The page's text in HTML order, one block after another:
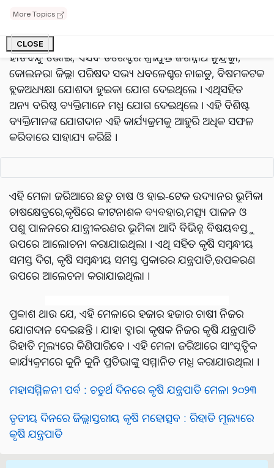
More Topics
CLOSE
ଦୟାନିଧି ବାଗ, ପି.ଡି. ଓ୍ବାଟରସିଡ ରାୟଗଡ ଏବଂ ସମ୍ମାନୀତ ଅତିଥି
ରାୟଗଡ ଶ୍ରୀଯୁକ୍ତ ମନୋଜ କୁମାର ପ୍ରଧାନ, ସିଡିଭିଓ ରାୟଗଡ ଡ.
ହାଡିବନ୍ଧୁ ଭୋଇ, ଏସିବି ଡିରେକ୍ଟର ଶ୍ରୀଯୁକ୍ତ ଜଗନ୍ନାଥ ନୁନ୍ଦ୍ରୁକା,
କୋଲନରା ଜିଲ୍ଲା ପରିଷଦ ସଭ୍ୟ ଧବଳେଶ୍ବର ନାଇଡୁ, ବିଷମକଟକ
ବ୍ଲକଅଧ୍ୟକ୍ଷା ଯୋଶଦା ହୁଇକା ଯୋଗ ଦେଇଥିଲେ । ଏଥିସହିତ
ଅନ୍ୟ ବରିଷ୍ଠ ବ୍ୟକ୍ତିମାନେ ମଧ୍ଯ ଯୋଗ ଦେଇଥିଲେ । ଏହି ବିଶିଷ୍ଟ
ବ୍ୟକ୍ତିମାନଙ୍କ ଯୋଗଦାନ ଏହି କାର୍ଯ୍ୟକ୍ରମକୁ ଆହୁରି ଅଧିକ ସଫଳ
କରିବାରେ ସାହାଯ୍ୟ କରିଛି ।
ଏହି ମେଳା ଜରିଆରେ ଛତୁ ଚାଷ ଓ ହାଇ-ଟେକ ଉଦ୍ୟାନର ଭୂମିକା
ଚାଷକ୍ଷେତ୍ରରେ,କୃଷିରେ କୀଟନାଶକ ବ୍ୟବହାର,ମତ୍ସ୍ୟ ପାଳନ ଓ
ପଶୁ ପାଳନରେ ଯାନ୍ତ୍ରୀକରଣର ଭୂମିକା ଆଦି ବିଭିନ୍ନ ବିଷୟବସ୍ତୁ
ଉପରେ ଆଲୋଚନା କରାଯାଇଥିଲା । ଏଥି ସହିତ କୃଷି ସମ୍ବନ୍ଧୀୟ
ସମସ୍ତ ଦିଗ, କୃଷି ସମ୍ବନ୍ଧୀୟ ସମସ୍ତ ପ୍ରକାରର ଯନ୍ତ୍ରପାତି,ଉପକରଣ
ଉପରେ ଆଲେଚନା କରାଯାଇଥିଲା ।
ପ୍ରକାଶ ଥାଉ ଯେ, ଏହି ମେଳାରେ ହଜାର ହଜାର ଚାଷୀ ନିଜର
ଯୋଗଦାନ ଦେଇଛନ୍ତି । ଯାହା ଦ୍ବାରା କୃଷକ ନିଜର କୃଷି ଯନ୍ତ୍ରପାତି
ରିହାତି ମୂଲ୍ୟରେ କିଣିପାରିବେ । ଏହି ମେଳା ଜରିଆରେ ସାଂସ୍କୃତିକ
କାର୍ଯ୍ୟକ୍ରମରେ କୁନି କୁନି ପ୍ରତିଭାଙ୍କୁ ସମ୍ମାନିତ ମଧ୍ଯ କରାଯାଉଥିଲା ।
ମହାସମ୍ମିଳନୀ ପର୍ବ : ଚତୁର୍ଥ ଦିନରେ କୃଷି ଯନ୍ତ୍ରପାତି ମେଳା ୨୦୨୩
ତୃତୀୟ ଦିନରେ ଜିଲ୍ଲାସ୍ତରୀୟ କୃଷି ମହୋତ୍ସବ : ରିହାତି ମୂଲ୍ୟରେ
କୃଷି ଯନ୍ତ୍ରପାତି